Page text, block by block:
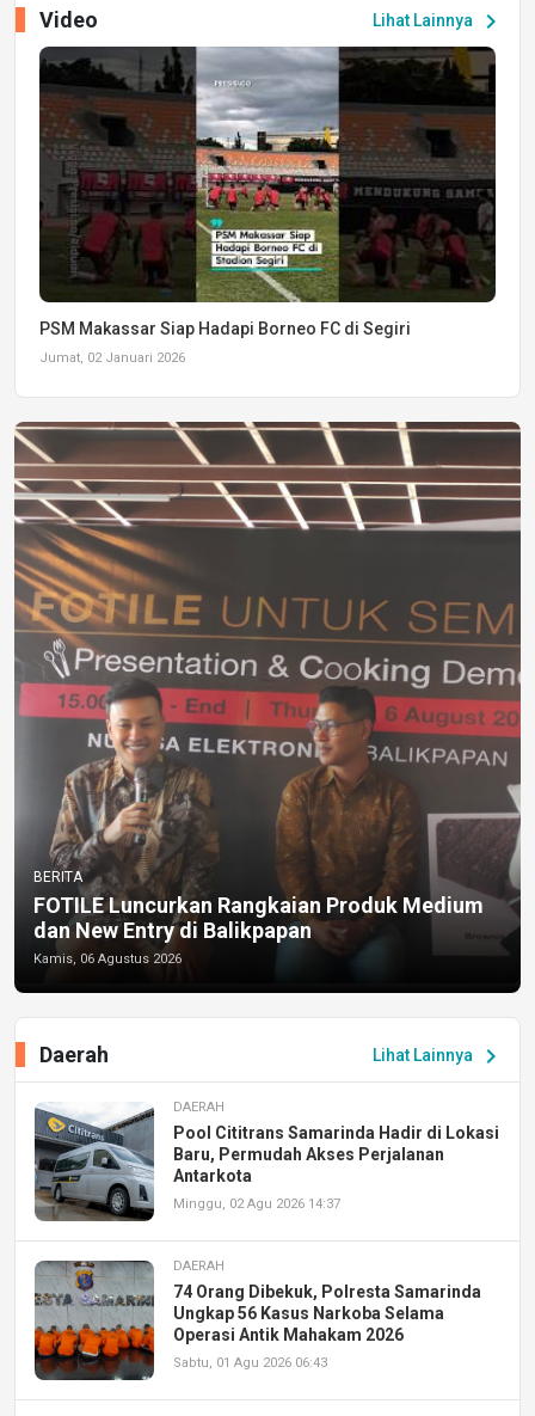
Lihat Lainnya chevron_right
Video
PSM Makassar Siap Hadapi Borneo FC di Segiri
Jumat, 02 Januari 2026
BERITA
FOTILE Luncurkan Rangkaian Produk Medium
dan New Entry di Balikpapan
Kamis, 06 Agustus 2026
Lihat Lainnya chevron_right
Daerah
DAERAH
Pool Cititrans Samarinda Hadir di Lokasi
Baru, Permudah Akses Perjalanan
Antarkota
Minggu, 02 Agu 2026 14:37
DAERAH
74 Orang Dibekuk, Polresta Samarinda
Ungkap 56 Kasus Narkoba Selama
Operasi Antik Mahakam 2026
Sabtu, 01 Agu 2026 06:43